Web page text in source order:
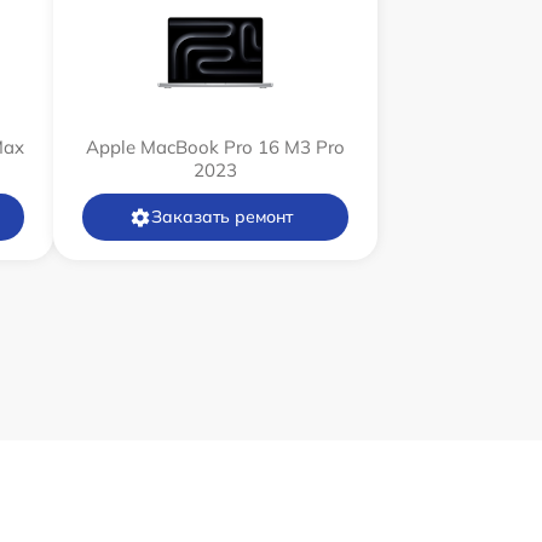
Apple MacBook Pro 16 M3 Pro
2023
Заказать ремонт